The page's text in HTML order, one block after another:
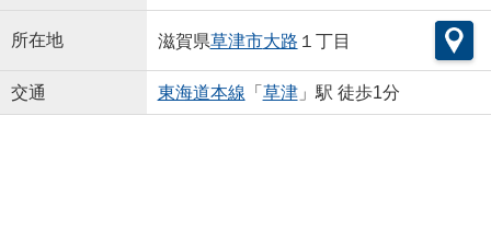
所在地 滋賀県草津市大路 １丁目
交通 東海道本線 「 草津」駅 徒歩1分